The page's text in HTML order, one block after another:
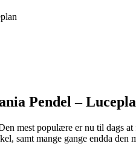
Pendel –
mest populære er nu til dags
samt mange gange endda den